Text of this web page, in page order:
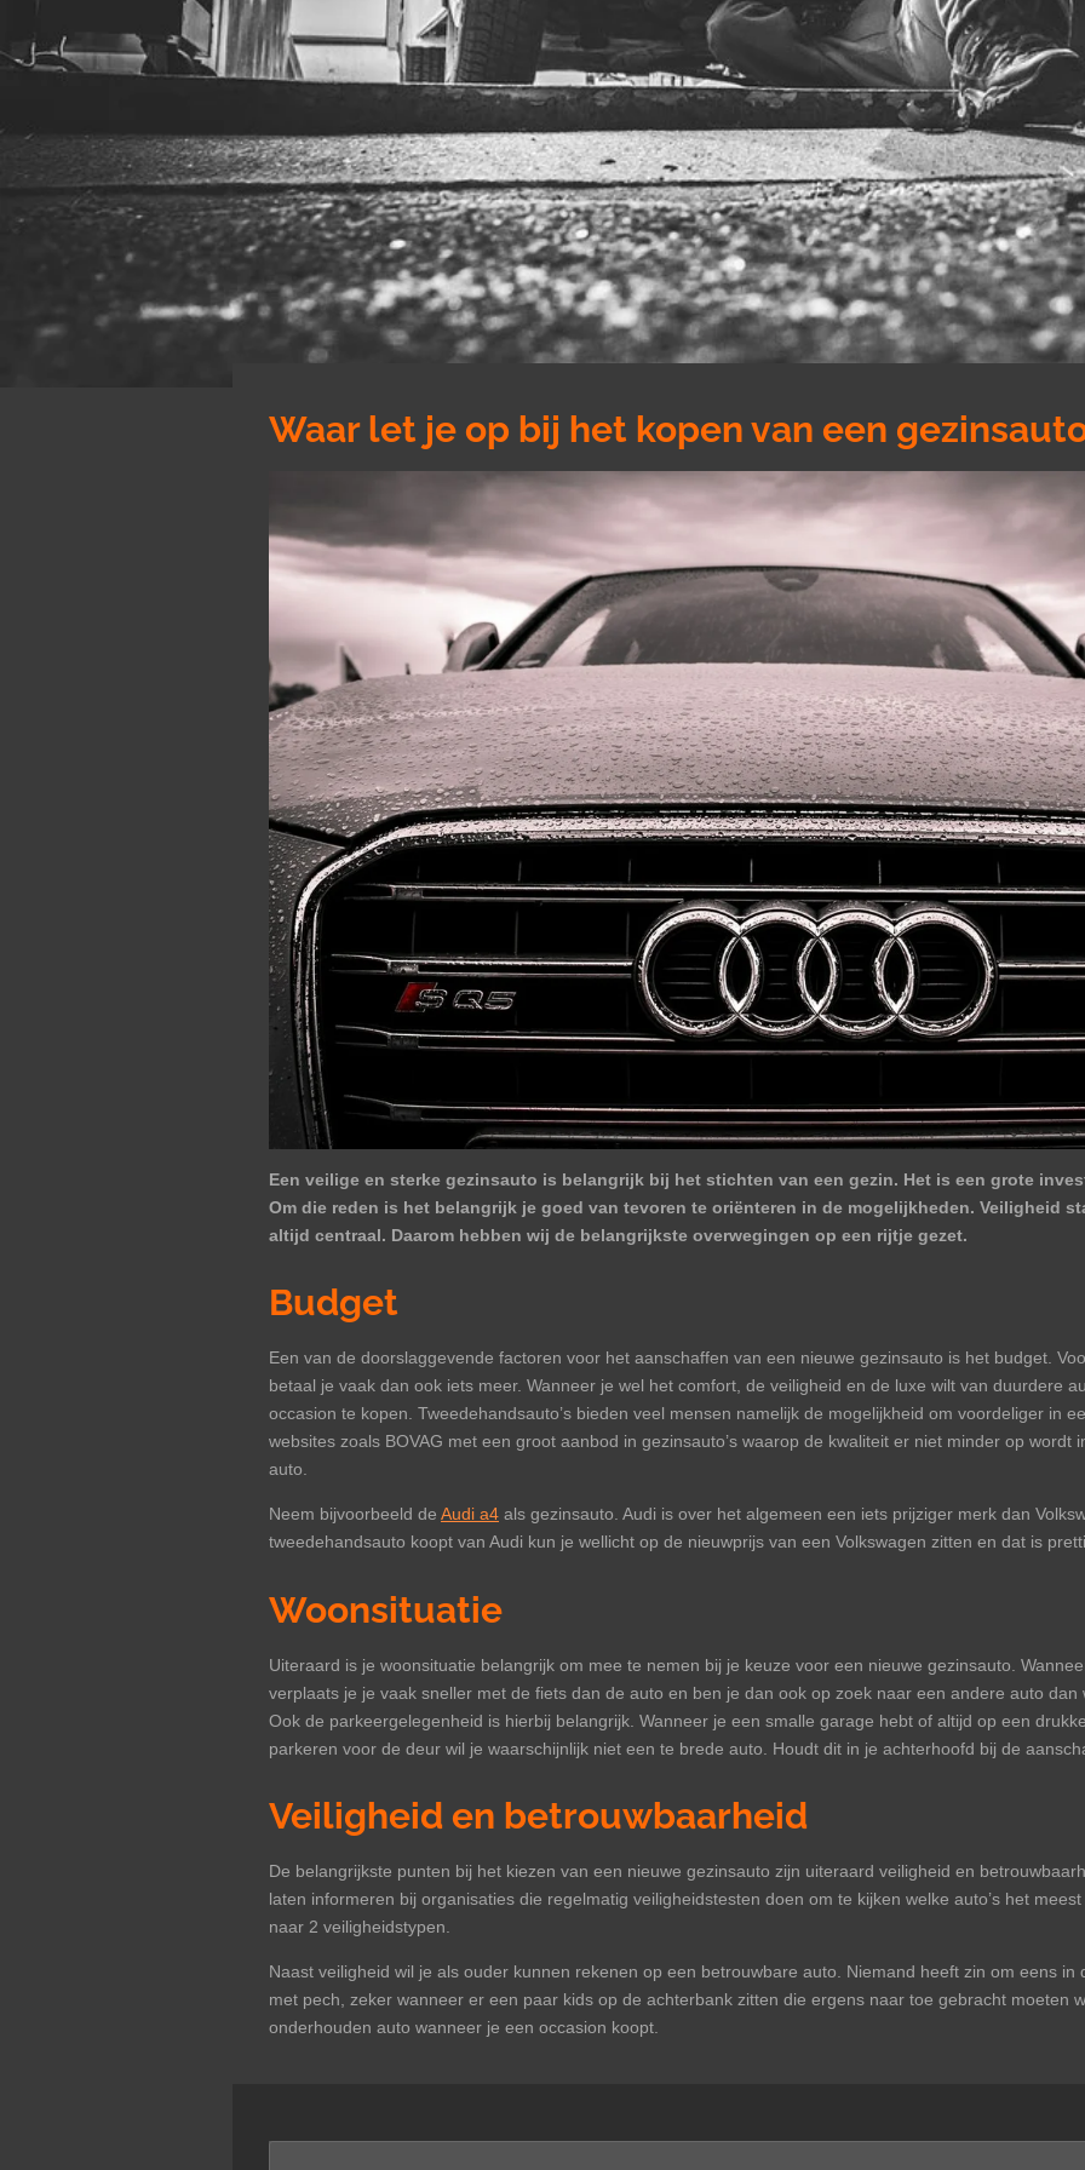
Waar let je op bij het kopen van een
Een veilige en sterke gezinsauto is belangrijk bij het stichten van een gezin. Het is een grote
Om die reden is het belangrijk je goed van tevoren te oriënteren in de mogelijkheden. Veiligheid
altijd centraal. Daarom hebben wij de belangrijkste overwegingen op een rijtje gezet.
Budget
Een van de doorslaggevende factoren voor het aanschaffen van een nieuwe gezinsauto is het budget.
betaal je vaak dan ook iets meer. Wanneer je wel het comfort, de veiligheid en de luxe wilt van duurdere
occasion te kopen. Tweedehandsauto’s bieden veel mensen namelijk de mogelijkheid om voordeliger in
websites zoals BOVAG met een groot aanbod in gezinsauto’s waarop de kwaliteit er niet minder op wordt
auto.
Neem bijvoorbeeld de Audi a4 als gezinsauto. Audi is over het algemeen een iets prijziger merk dan
tweedehandsauto koopt van Audi kun je wellicht op de nieuwprijs van een Volkswagen zitten en dat is
Woonsituatie
Uiteraard is je woonsituatie belangrijk om mee te nemen bij je keuze voor een nieuwe gezinsauto.
verplaats je je vaak sneller met de fiets dan de auto en ben je dan ook op zoek naar een andere auto
Ook de parkeergelegenheid is hierbij belangrijk. Wanneer je een smalle garage hebt of altijd op een
parkeren voor de deur wil je waarschijnlijk niet een te brede auto. Houdt dit in je achterhoofd bij de
Veiligheid en betrouwbaarheid
De belangrijkste punten bij het kiezen van een nieuwe gezinsauto zijn uiteraard veiligheid en
laten informeren bij organisaties die regelmatig veiligheidstesten doen om te kijken welke auto’s het
naar 2 veiligheidstypen.
Naast veiligheid wil je als ouder kunnen rekenen op een betrouwbare auto. Niemand heeft zin om eens in
met pech, zeker wanneer er een paar kids op de achterbank zitten die ergens naar toe gebracht moeten
onderhouden auto wanneer je een occasion koopt.